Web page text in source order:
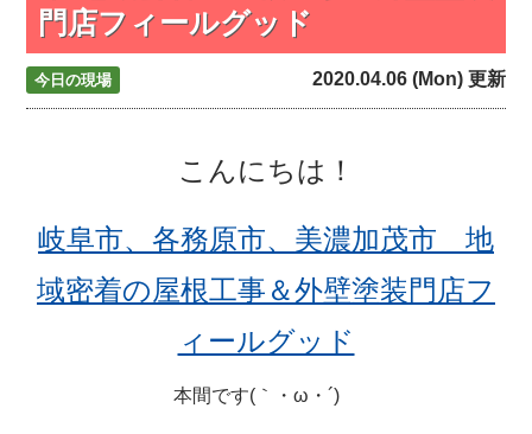
門店フィールグッド
今日の現場 2020.04.06 (Mon) 更新
こんにちは！
岐阜市、各務原市、美濃加茂市 地
域密着の屋根工事＆外壁塗装門店フ
ィールグッド
本間です(｀・ω・´)ゞ